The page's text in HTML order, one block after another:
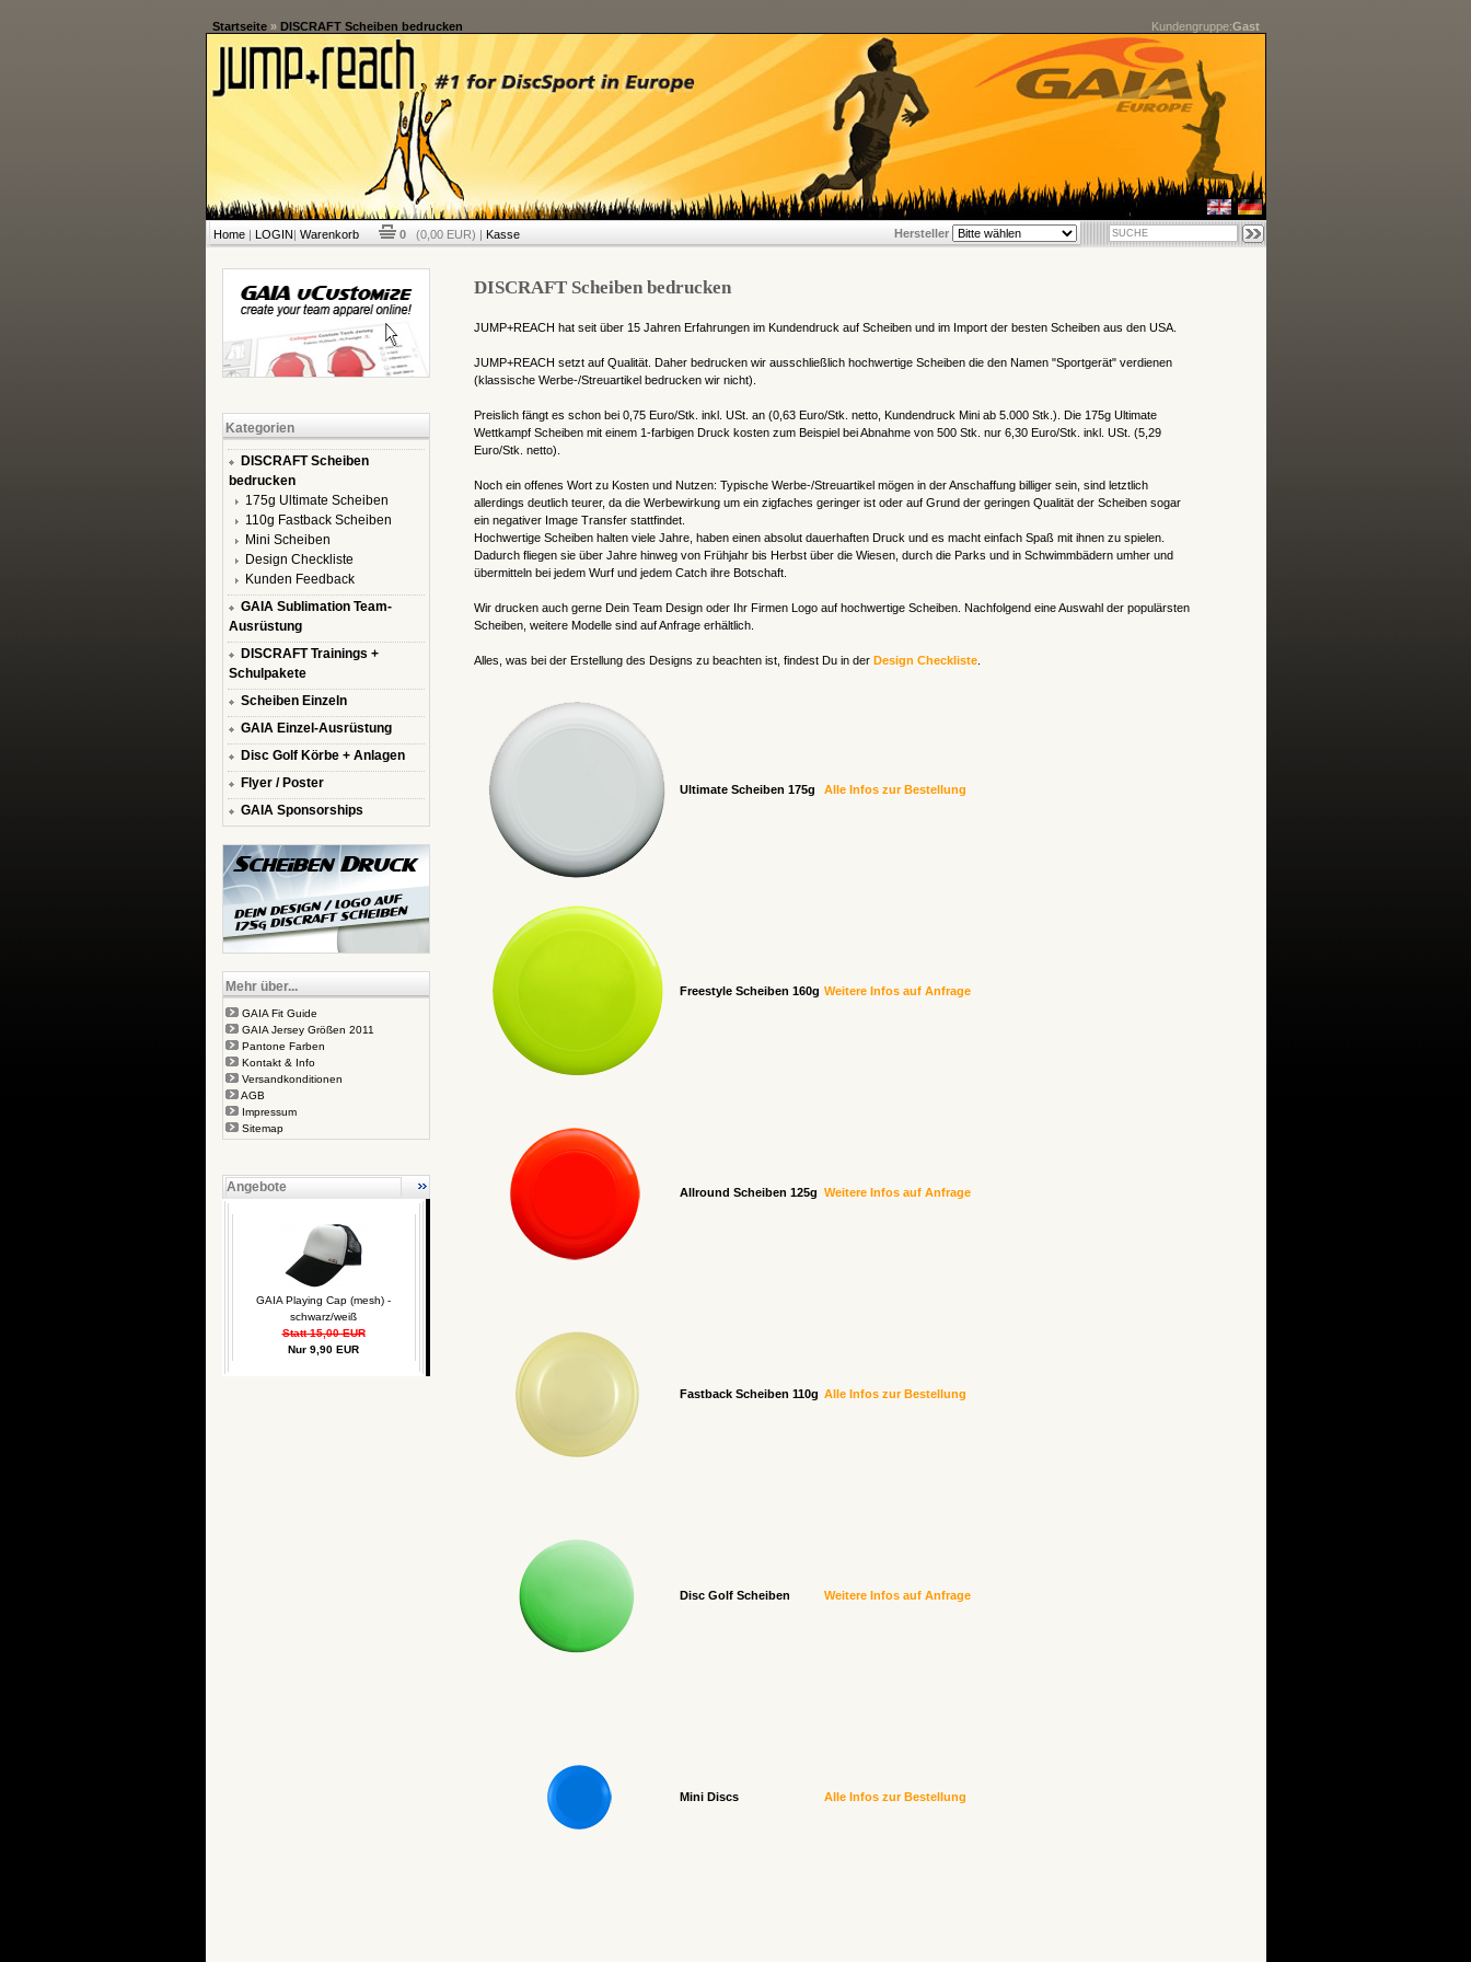
Startseite» DISCRAFT Scheiben bedrucken Kundengruppe:Gast
Home| LOGIN| Warenkorb 0 (0,00 EUR) | Kasse Hersteller
Kategorien
DISCRAFT Scheiben
bedrucken
175g Ultimate Scheiben
110g Fastback Scheiben
Mini Scheiben
Design Checkliste
Kunden Feedback
GAIA Sublimation Team-
Ausrüstung
DISCRAFT Trainings +
Schulpakete
Scheiben Einzeln
GAIA Einzel-Ausrüstung
Disc Golf Körbe + Anlagen
Flyer / Poster
GAIA Sponsorships
Mehr über...
GAIA Fit Guide
GAIA Jersey Größen 2011
Pantone Farben
Kontakt & Info
Versandkonditionen
AGB
Impressum
Sitemap
Angebote
GAIA Playing Cap (mesh) -
schwarz/weiß
Statt 15,00 EUR
Nur 9,90 EUR
DISCRAFT Scheiben bedrucken
JUMP+REACH hat seit über 15 Jahren Erfahrungen im Kundendruck auf Scheiben und im Import der besten Scheiben aus den USA.
JUMP+REACH setzt auf Qualität. Daher bedrucken wir ausschließlich hochwertige Scheiben die den Namen "Sportgerät" verdienen
(klassische Werbe-/Streuartikel bedrucken wir nicht).
Preislich fängt es schon bei 0,75 Euro/Stk. inkl. USt. an (0,63 Euro/Stk. netto, Kundendruck Mini ab 5.000 Stk.). Die 175g Ultimate
Wettkampf Scheiben mit einem 1-farbigen Druck kosten zum Beispiel bei Abnahme von 500 Stk. nur 6,30 Euro/Stk. inkl. USt. (5,29
Euro/Stk. netto).
Noch ein offenes Wort zu Kosten und Nutzen: Typische Werbe-/Streuartikel mögen in der Anschaffung billiger sein, sind letztlich
allerdings deutlich teurer, da die Werbewirkung um ein zigfaches geringer ist oder auf Grund der geringen Qualität der Scheiben sogar
ein negativer Image Transfer stattfindet.
Hochwertige Scheiben halten viele Jahre, haben einen absolut dauerhaften Druck und es macht einfach Spaß mit ihnen zu spielen.
Dadurch fliegen sie über Jahre hinweg von Frühjahr bis Herbst über die Wiesen, durch die Parks und in Schwimmbädern umher und
übermitteln bei jedem Wurf und jedem Catch ihre Botschaft.
Wir drucken auch gerne Dein Team Design oder Ihr Firmen Logo auf hochwertige Scheiben. Nachfolgend eine Auswahl der populärsten
Scheiben, weitere Modelle sind auf Anfrage erhältlich.
Alles, was bei der Erstellung des Designs zu beachten ist, findest Du in der Design Checkliste.
Ultimate Scheiben 175g Alle Infos zur Bestellung
Freestyle Scheiben 160g Weitere Infos auf Anfrage
Allround Scheiben 125g Weitere Infos auf Anfrage
Fastback Scheiben 110g Alle Infos zur Bestellung
Disc Golf Scheiben Weitere Infos auf Anfrage
Mini Discs Alle Infos zur Bestellung